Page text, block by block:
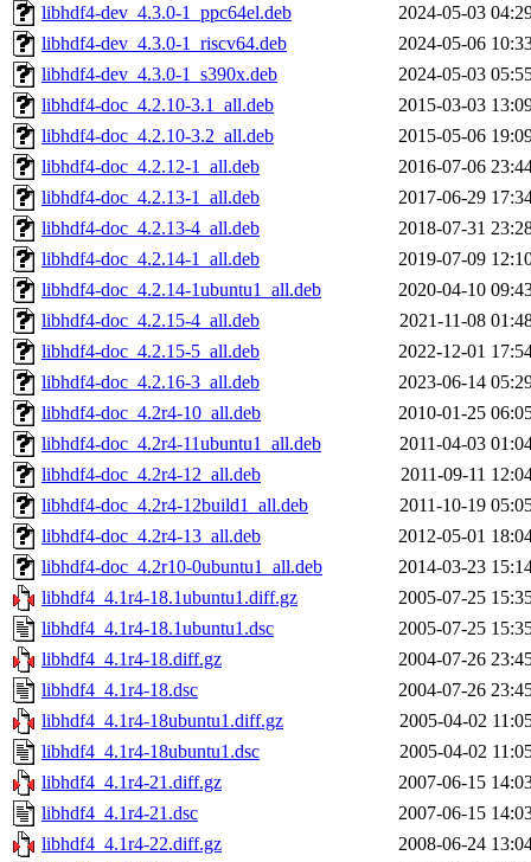
libhdf4-dev_4.3.0-1_ppc64el.deb
2024-05-03
libhdf4-dev_4.3.0-1_riscv64.deb
2024-05-06
libhdf4-dev_4.3.0-1_s390x.deb
2024-05-03
libhdf4-doc_4.2.10-3.1_all.deb
2015-03-03
libhdf4-doc_4.2.10-3.2_all.deb
2015-05-06
libhdf4-doc_4.2.12-1_all.deb
2016-07-06
libhdf4-doc_4.2.13-1_all.deb
2017-06-29
libhdf4-doc_4.2.13-4_all.deb
2018-07-31
libhdf4-doc_4.2.14-1_all.deb
2019-07-09
libhdf4-doc_4.2.14-1ubuntu1_all.deb
2020-04-10
libhdf4-doc_4.2.15-4_all.deb
2021-11-08
libhdf4-doc_4.2.15-5_all.deb
2022-12-01
libhdf4-doc_4.2.16-3_all.deb
2023-06-14
libhdf4-doc_4.2r4-10_all.deb
2010-01-25
libhdf4-doc_4.2r4-11ubuntu1_all.deb
2011-04-03
libhdf4-doc_4.2r4-12_all.deb
2011-09-11
libhdf4-doc_4.2r4-12build1_all.deb
2011-10-19
libhdf4-doc_4.2r4-13_all.deb
2012-05-01
libhdf4-doc_4.2r10-0ubuntu1_all.deb
2014-03-23
libhdf4_4.1r4-18.1ubuntu1.diff.gz
2005-07-25
libhdf4_4.1r4-18.1ubuntu1.dsc
2005-07-25
libhdf4_4.1r4-18.diff.gz
2004-07-26
libhdf4_4.1r4-18.dsc
2004-07-26
libhdf4_4.1r4-18ubuntu1.diff.gz
2005-04-02
libhdf4_4.1r4-18ubuntu1.dsc
2005-04-02
libhdf4_4.1r4-21.diff.gz
2007-06-15
libhdf4_4.1r4-21.dsc
2007-06-15
libhdf4_4.1r4-22.diff.gz
2008-06-24